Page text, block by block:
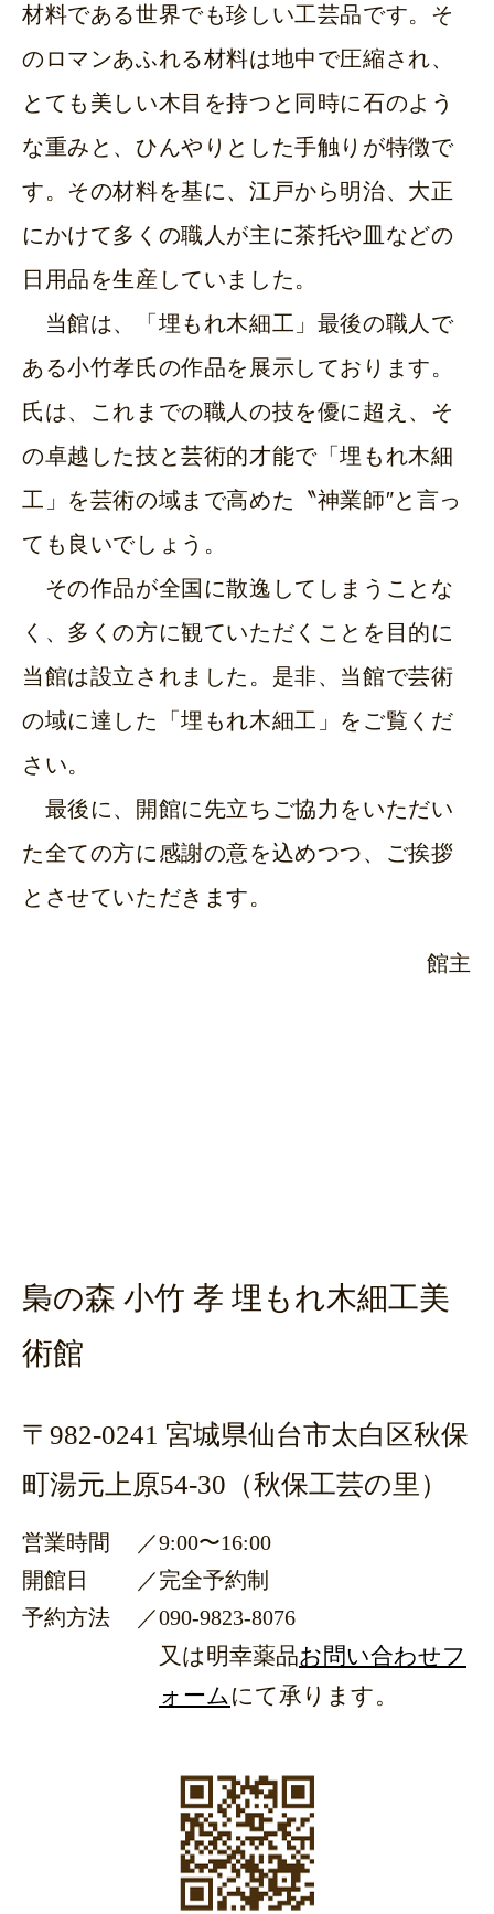
材料である世界でも珍しい工芸品です。そ
のロマンあふれる材料は地中で圧縮され、
とても美しい木目を持つと同時に石のよう
な重みと、ひんやりとした手触りが特徴で
す。その材料を基に、江戸から明治、大正
にかけて多くの職人が主に茶托や皿などの
日用品を生産していました。
当館は、「埋もれ木細工」最後の職人で
ある小竹孝氏の作品を展示しております。
氏は、これまでの職人の技を優に超え、そ
の卓越した技と芸術的才能で「埋もれ木細
工」を芸術の域まで高めた〝神業師″と言っ
ても良いでしょう。
その作品が全国に散逸してしまうことな
く、多くの方に観ていただくことを目的に
当館は設立されました。是非、当館で芸術
の域に達した「埋もれ木細工」をご覧くだ
さい。
最後に、開館に先立ちご協力をいただい
た全ての方に感謝の意を込めつつ、ご挨拶
とさせていただきます。
館主
梟の森 小竹 孝 埋もれ木細工美
術館
〒982-0241 宮城県仙台市太白区秋保
町湯元上原54-30（秋保工芸の里）
営業時間 ／9:00〜16:00
開館日
／完全予約制
予約方法
／090-9823-8076
又は明幸薬品お問い合わせフ
ォームにて承ります。